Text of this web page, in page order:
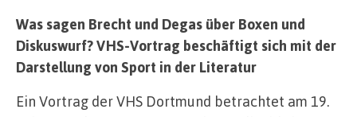
Was sagen Brecht und Degas über Boxen und
Diskuswurf? VHS-Vortrag beschäftigt sich mit der
Darstellung von Sport in der Literatur
Ein Vortrag der VHS Dortmund betrachtet am 19.